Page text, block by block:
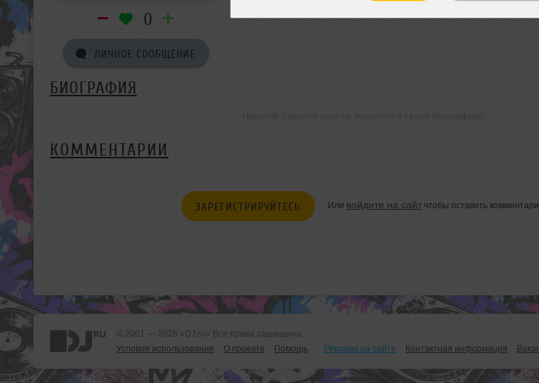
0
ЛИЧНОЕ СООБЩЕНИЕ
БИОГРАФИЯ
КОММЕНТАРИИ
ЗАРЕГИСТРИРУЙТЕСЬ Или войдите на сайтчтобы оставить
© 2001 — 2026 «DJ.ru» Все права защищены.
Условия использования
О проекте Помощь Реклама на сайте Контактная информация